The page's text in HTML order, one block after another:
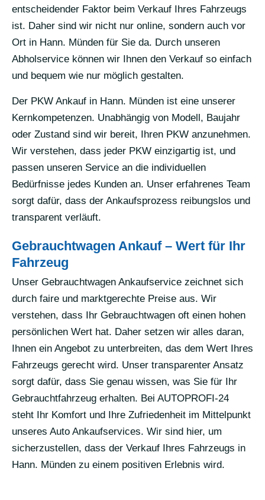
entscheidender Faktor beim Verkauf Ihres Fahrzeugs
ist. Daher sind wir nicht nur online, sondern auch vor
Ort in Hann. Münden für Sie da. Durch unseren
Abholservice können wir Ihnen den Verkauf so einfach
und bequem wie nur möglich gestalten.
Der PKW Ankauf in Hann. Münden ist eine unserer
Kernkompetenzen. Unabhängig von Modell, Baujahr
oder Zustand sind wir bereit, Ihren PKW anzunehmen.
Wir verstehen, dass jeder PKW einzigartig ist, und
passen unseren Service an die individuellen
Bedürfnisse jedes Kunden an. Unser erfahrenes Team
sorgt dafür, dass der Ankaufsprozess reibungslos und
transparent verläuft.
Gebrauchtwagen Ankauf – Wert für Ihr
Fahrzeug
Unser Gebrauchtwagen Ankaufservice zeichnet sich
durch faire und marktgerechte Preise aus. Wir
verstehen, dass Ihr Gebrauchtwagen oft einen hohen
persönlichen Wert hat. Daher setzen wir alles daran,
Ihnen ein Angebot zu unterbreiten, das dem Wert Ihres
Fahrzeugs gerecht wird. Unser transparenter Ansatz
sorgt dafür, dass Sie genau wissen, was Sie für Ihr
Gebrauchtfahrzeug erhalten. Bei AUTOPROFI-24
steht Ihr Komfort und Ihre Zufriedenheit im Mittelpunkt
unseres Auto Ankaufservices. Wir sind hier, um
sicherzustellen, dass der Verkauf Ihres Fahrzeugs in
Hann. Münden zu einem positiven Erlebnis wird.